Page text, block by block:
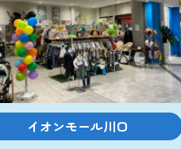
イオンモール川口